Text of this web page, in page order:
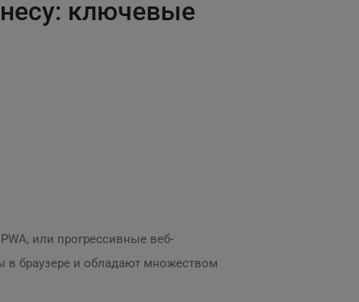
ключевые
или прогрессивные веб-
в браузере и обладают множеством